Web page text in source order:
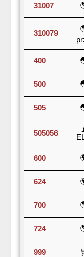
31007
310079
400
500
505
505056
600
624
700
724
999